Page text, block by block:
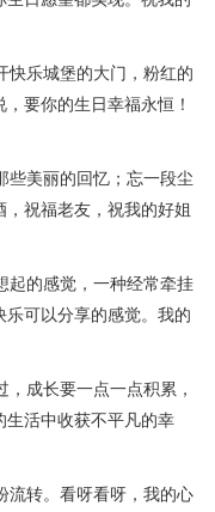
快乐城堡的大门，粉红的
要你的生日幸福永恒！
些美丽的回忆；忘一段尘
祝福老友，祝我的好姐
起的感觉，一种经常牵挂
可以分享的感觉。我的
成长要一点一点积累，
活中收获不平凡的幸
流转。看呀看呀，我的心